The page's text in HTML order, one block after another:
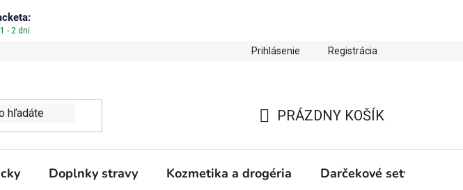
1 - 2 dni
Podmienky ochrany osobných údajov Zľava 10 % na prvý nákup
Prihlásenie Registrácia
KOŠÍK
PRÁZDNY KOŠÍK
Doplnky stravy Kozmetika a drogéria Darčekové sety